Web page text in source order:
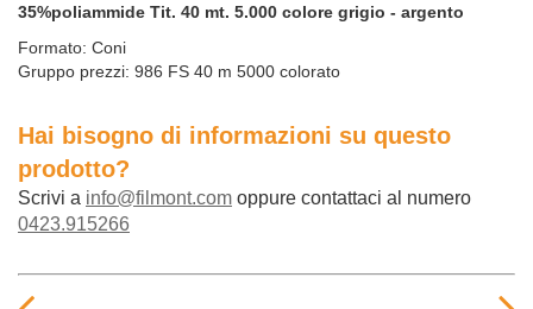
35%poliammide Tit. 40 mt. 5.000 colore grigio - argento
Formato: Coni
Gruppo prezzi: 986 FS 40 m 5000 colorato
Hai bisogno di informazioni su questo
prodotto?
Scrivi a info@filmont.com oppure contattaci al numero
0423.915266